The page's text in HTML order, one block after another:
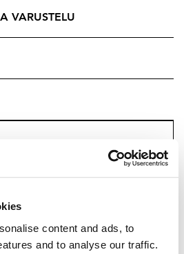
content and ads, to
and to analyse our traffic.
VARUSTELU